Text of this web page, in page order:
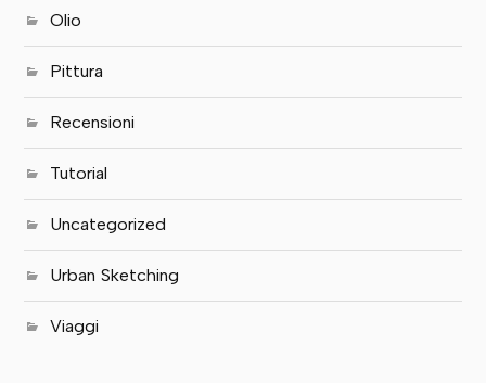
Olio
Pittura
Recensioni
Tutorial
Uncategorized
Urban Sketching
Viaggi